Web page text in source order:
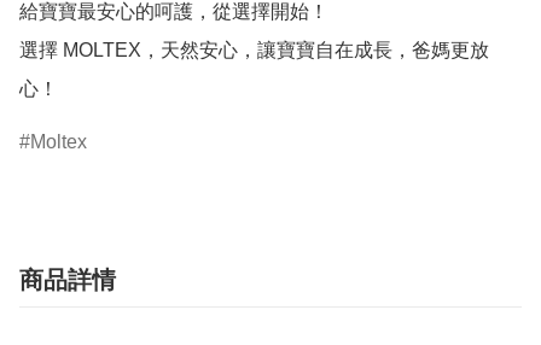
給寶寶最安心的呵護，從選擇開始！
選擇 MOLTEX，天然安心，讓寶寶自在成長，爸媽更放
心！
Moltex
商品詳情